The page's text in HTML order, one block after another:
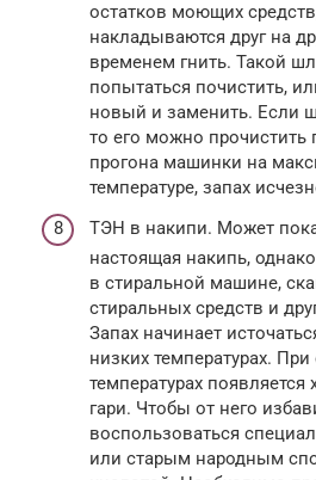
остатков моющих
накладываются друг на
временем гнить. Такой
попытаться почистить,
новый и заменить. Если
то его можно прочистить
прогона машинки на
температуре, запах
ТЭН в накипи. Может
настоящая накипь,
в стиральной машине,
стиральных средств и
Запах начинает
низких температурах.
температурах появляется
гари. Чтобы от него
воспользоваться
или старым народным